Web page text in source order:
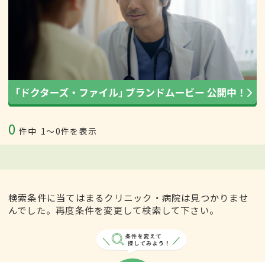
0 件中 1〜0件を表示
検索条件に当てはまるクリニック・病院は見つかりませ
んでした。再度条件を変更して検索して下さい。